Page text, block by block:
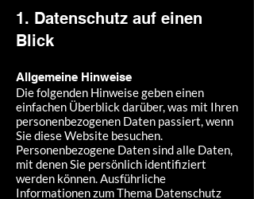
1. Datenschutz auf einen
Blick
Allgemeine Hinweise
Die folgenden Hinweise geben einen
einfachen Überblick darüber, was mit Ihren
personenbezogenen Daten passiert, wenn
Sie diese Website besuchen.
Personenbezogene Daten sind alle Daten,
mit denen Sie persönlich identifiziert
werden können. Ausführliche
Informationen zum Thema Datenschutz